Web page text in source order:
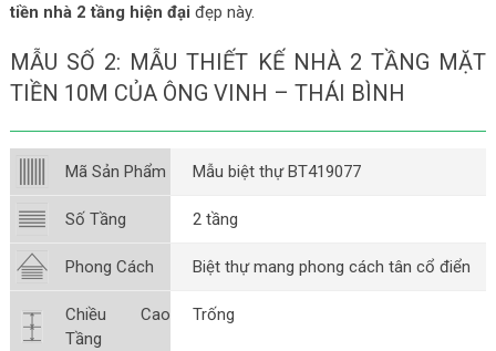
tiền nhà 2 tầng hiện đại đẹp này.
MẪU SỐ 2: MẪU THIẾT KẾ NHÀ 2 TẦNG MẶT
TIỀN 10M CỦA ÔNG VINH – THÁI BÌNH
Mã Sản Phẩm Mẫu biệt thự BT419077
Số Tầng 2 tầng
Phong Cách Biệt thự mang phong cách tân cổ điển
Chiều Cao
Tầng
Trống